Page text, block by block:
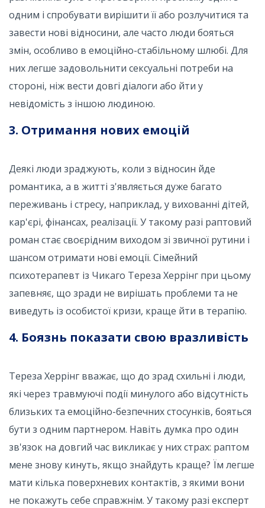
одним і спробувати вирішити її або розлучитися та
завести нові відносини, але часто люди бояться
змін, особливо в емоційно-стабільному шлюбі. Для
них легше задовольнити сексуальні потреби на
стороні, ніж вести довгі діалоги або йти у
невідомість з іншою людиною.
3. Отримання нових емоцій
Деякі люди зраджують, коли з відносин йде
романтика, а в житті з'являється дуже багато
переживань і стресу, наприклад, у вихованні дітей,
кар'єрі, фінансах, реалізації. У такому разі раптовий
роман стає своєрідним виходом зі звичної рутини і
шансом отримати нові емоції. Сімейний
психотерапевт із Чикаго Тереза ​​Херрінг при цьому
запевняє, що зради не вирішать проблеми та не
виведуть із особистої кризи, краще йти в терапію.
4. Боязнь показати свою вразливість
Тереза ​​Херрінг вважає, що до зрад схильні і люди,
які через травмуючі події минулого або відсутність
близьких та емоційно-безпечних стосунків, бояться
бути з одним партнером. Навіть думка про один
зв'язок на довгий час викликає у них страх: раптом
мене знову кинуть, якщо знайдуть краще? Їм легше
мати кілька поверхневих контактів, з якими вони
не покажуть себе справжнім. У такому разі експерт